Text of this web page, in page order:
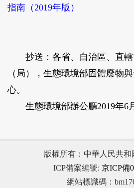
指南（2019年版）
抄送：各省、自治區、直轄
（局），生態環境部固體廢物
心。
生態環境部辦公廳2019年6
版權所有：中華人民共和
ICP備案編號: 京ICP備
網站標識碼：